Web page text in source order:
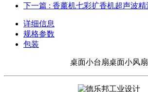
下一篇 : 香薰机七彩扩香机超声波
详细信息
规格参数
包装
桌面小台扇桌面小风扇